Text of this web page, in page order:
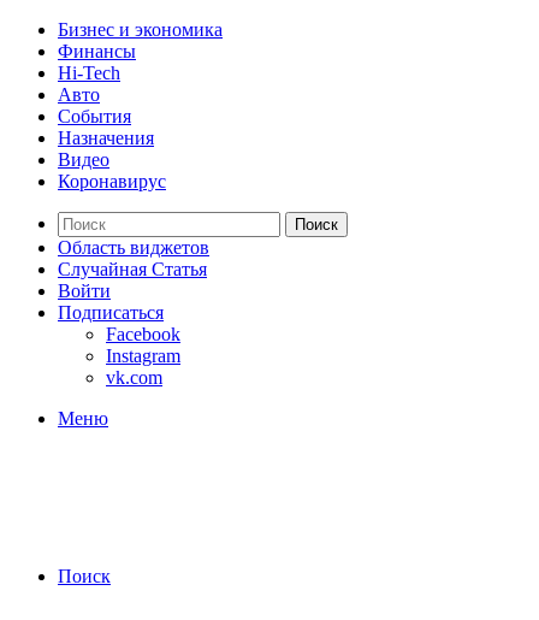
Бизнес и экономика
Финансы
Hi-Tech
Авто
События
Назначения
Видео
Коронавирус
Поиск
Область виджетов
Случайная Статья
Войти
Подписаться
Facebook
Instagram
vk.com
Меню
Поиск